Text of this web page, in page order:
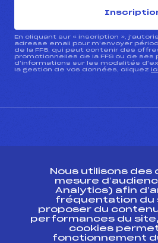
En cliquant sur « inscription »,
adresse email pour m’envoyer
de la FFS, qui peut contenir des
promotionnelles de la FFS ou de ses
d’informations sur les modalités
la gestion de vos données, cliquez ici
Ressources
Pass’Neige
Projet sportif fédéral
Nous utilisons des
mesure
Analytics) afin
fréquentation du
proposer du
performances du
cookies
fonctionnement